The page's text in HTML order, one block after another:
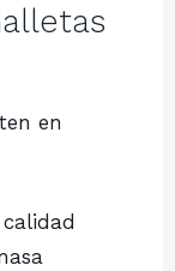
en